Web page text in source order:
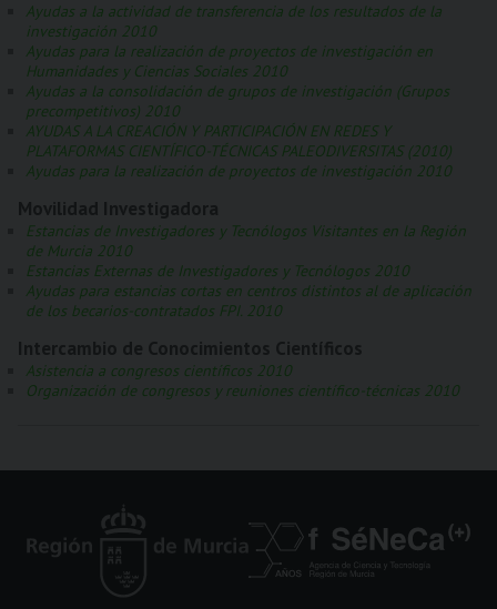
Ayudas a la actividad de transferencia de los resultados de la
investigación 2010
Ayudas para la realización de proyectos de investigación en
Humanidades y Ciencias Sociales 2010
Ayudas a la consolidación de grupos de investigación (Grupos
precompetitivos) 2010
AYUDAS A LA CREACIÓN Y PARTICIPACIÓN EN REDES Y
PLATAFORMAS CIENTÍFICO-TÉCNICAS PALEODIVERSITAS (2010)
Ayudas para la realización de proyectos de investigación 2010
Estancias de Investigadores y Tecnólogos Visitantes en la Región
de Murcia 2010
Estancias Externas de Investigadores y Tecnólogos 2010
Ayudas para estancias cortas en centros distintos al de aplicación
de los becarios-contratados FPI. 2010
Asistencia a congresos científicos 2010
Organización de congresos y reuniones científico-técnicas 2010